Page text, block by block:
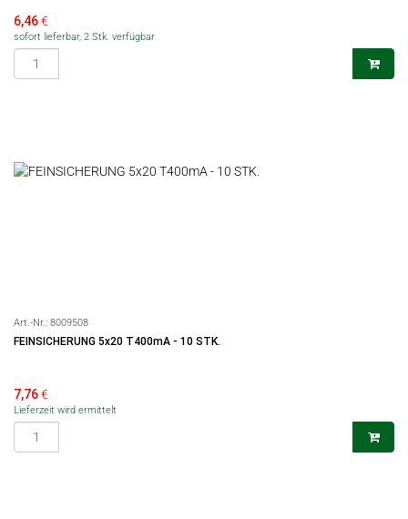
6,46€
sofort lieferbar, 2 Stk. verfügbar
Art.-Nr.: 8009508
FEINSICHERUNG 5x20 T400mA - 10 STK.
7,76€
Lieferzeit wird ermittelt